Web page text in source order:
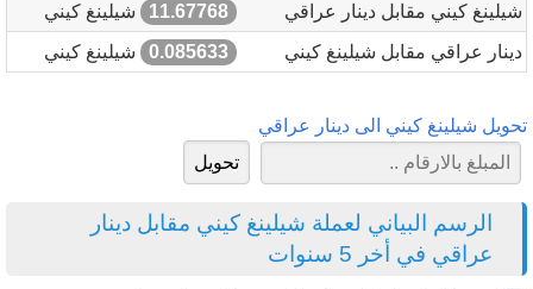
شيلينغ كيني مقابل دينار عراقي 11.67768
شيلينغ كيني
دينار عراقي مقابل شيلينغ كيني
0.085633 شيلينغ كيني
تحويل شيلينغ كيني الى دينار عراقي
الرسم البياني لعملة شيلينغ كيني مقابل دينار
عراقي في أخر 5 سنوات